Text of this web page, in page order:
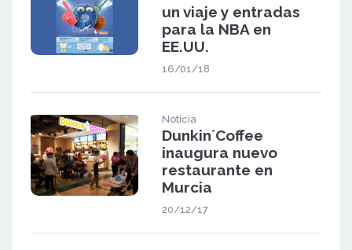
un viaje y entradas
para la NBA en
EE.UU.
16/01/18
Noticia
Dunkin´Coffee
inaugura nuevo
restaurante en
Murcia
20/12/17